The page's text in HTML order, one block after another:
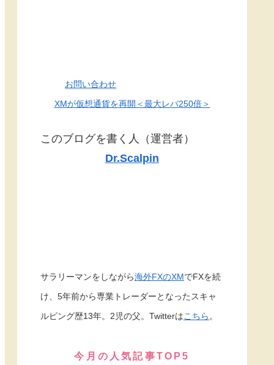
お問い合わせ
XMが仮想通貨を再開＜最大レバ250倍＞
このブログを書く人（運営者）
Dr.Scalpin
サラリーマンをしながら海外FXのXMでFXを続
け、5年前から専業トレーダーとなったスキャ
ルピング歴13年。2児の父。Twitterはこちら 。
今月の人気記事TOP5